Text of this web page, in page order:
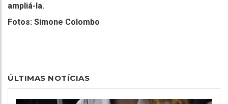
ampliá-la.
Fotos: Simone Colombo
ÚLTIMAS NOTÍCIAS